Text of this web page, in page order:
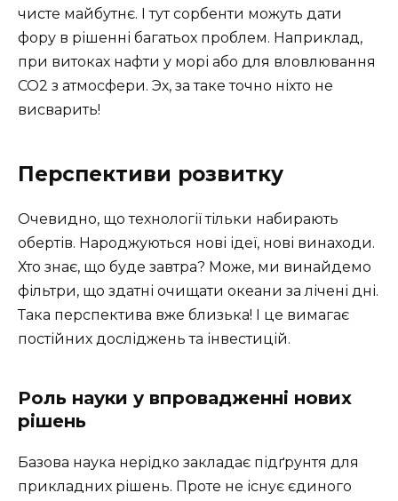
чисте майбутнє. І тут сорбенти можуть дати
фору в рішенні багатьох проблем. Наприклад,
при витоках нафти у морі або для вловлювання
CO2 з атмосфери. Эх, за таке точно ніхто не
висварить!
Перспективи розвитку
Очевидно, що технології тільки набирають
обертів. Народжуються нові ідеї, нові винаходи.
Хто знає, що буде завтра? Може, ми винайдемо
фільтри, що здатні очищати океани за лічені дні.
Така перспектива вже близька! І це вимагає
постійних досліджень та інвестицій.
Роль науки у впровадженні нових
рішень
Базова наука нерідко закладає підґрунтя для
прикладних рішень. Проте не існує єдиного